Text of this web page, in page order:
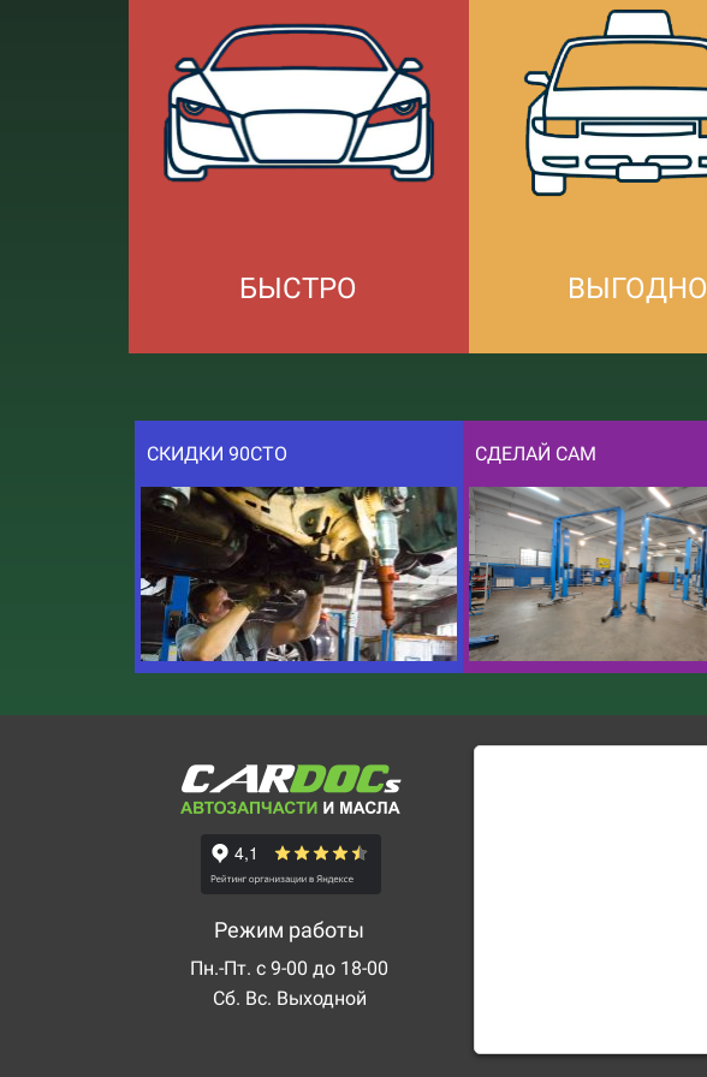
БЫСТРО ВЫГОДНО
СКИДКИ 90СТО СДЕЛАЙ САМ
Режим работы
Пн.-Пт. с 9-00 до 18-00
Сб. Вс. Выходной